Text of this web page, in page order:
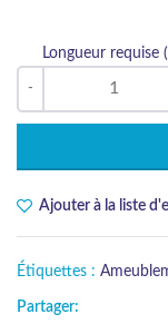
Longueur requise
Ajouter à la liste
Étiquettes :
Partager: